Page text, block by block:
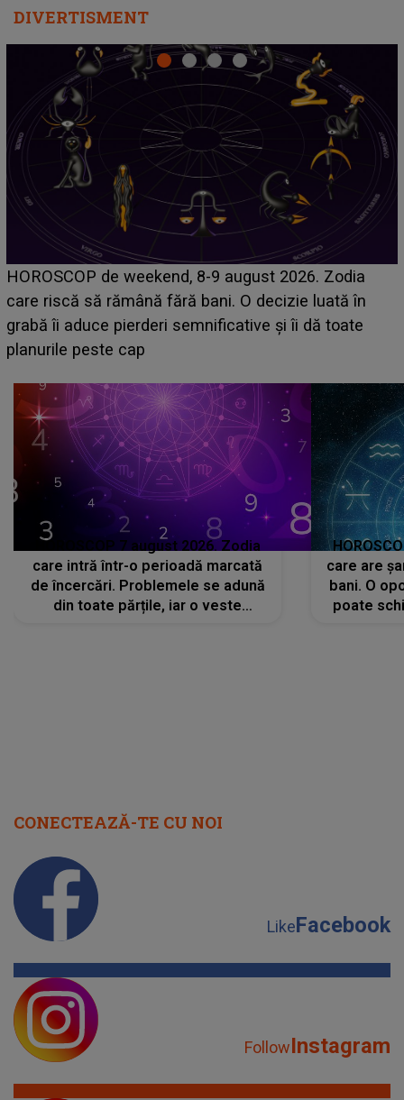
DIVERTISMENT
Emanuel a ținut ACEST DETALIU ASCUNS până
acum! În fața Alexandrei, concurentul din Casa Iubirii
face o MĂRTURISIRE NEAȘTEPTATĂ despre mama
sa: "I-am spus și ei în față, eu nu te iubesc pentru
HOROSCOP 7 august 2026. Zodia
care intră într-o perioadă marcată
de încercări. Problemele se adună
din toate părțile, iar o veste
care are
bani. O
poate
CONECTEAZĂ-TE CU NOI
LikeFacebook
FollowInstagram